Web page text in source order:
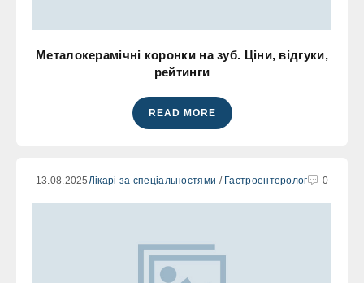
Металокерамічні коронки на зуб. Ціни, відгуки,
рейтинги
READ MORE
13.08.2025 Лікарі за спеціальностями / Гастроентеролог 0